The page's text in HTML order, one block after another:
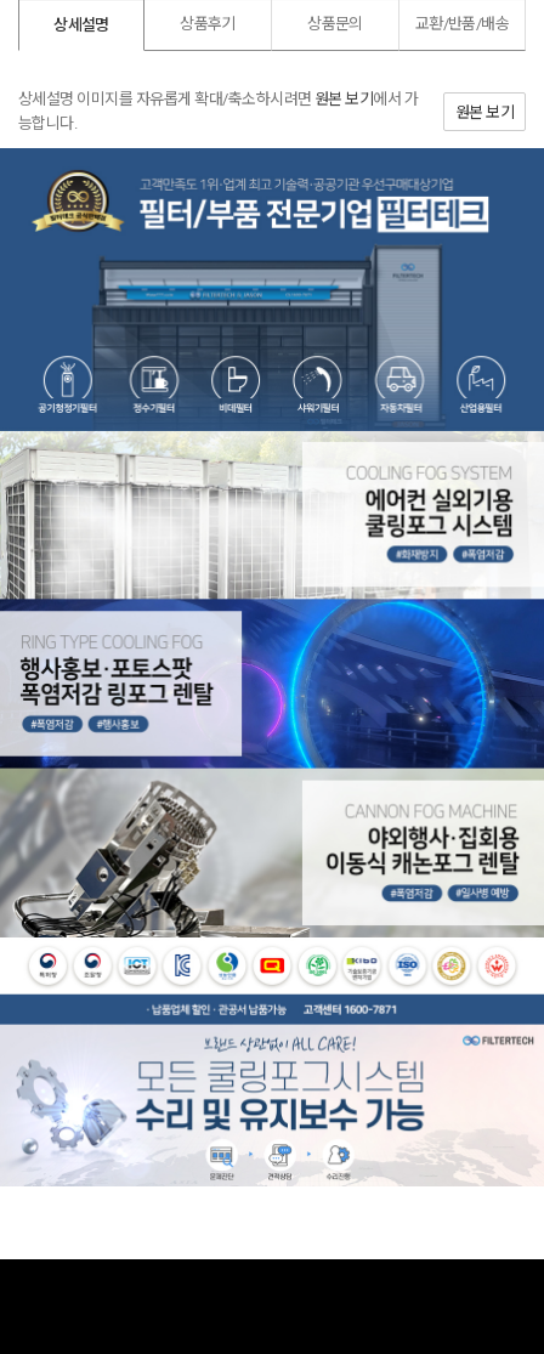
상세설명 상품후기 상품문의 교환/반품/배송
상세설명 이미지를 자유롭게 확대/축소하시려면 원본 보기 에서 가
능합니다.
원본 보기